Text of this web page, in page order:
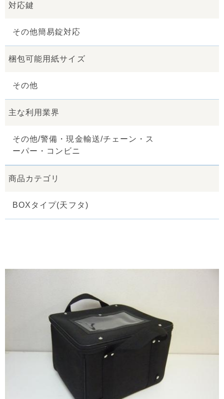
対応鍵
その他簡易錠対応
梱包可能用紙サイズ
その他
主な利用業界
その他/警備・現金輸送/チェーン・ス
ーパー・コンビニ
商品カテゴリ
BOXタイプ(天フタ)